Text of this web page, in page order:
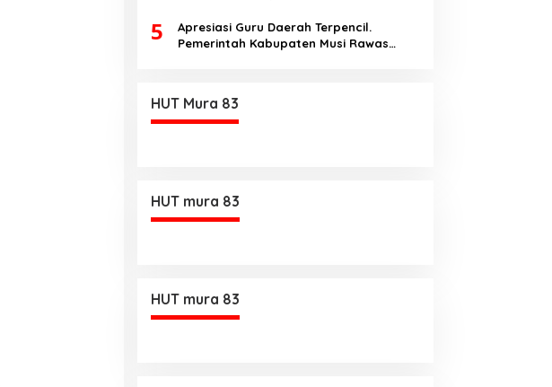
5
Apresiasi Guru Daerah Terpencil.
Pemerintah Kabupaten Musi Rawas
HUT Mura 83
HUT mura 83
HUT mura 83